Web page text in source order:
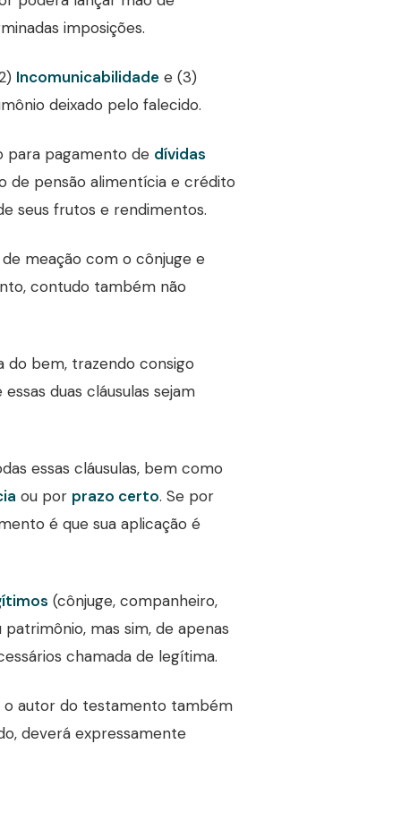
imposições.
Incomunicabilidade e (3)
deixado pelo falecido.
para pagamento de dívidas
de pensão alimentícia e crédito
seus frutos e rendimentos.
meação com o cônjuge e
contudo também não
do bem, trazendo consigo
duas cláusulas sejam
essas cláusulas, bem como
ou por prazo certo. Se por
é que sua aplicação é
(cônjuge, companheiro,
mas sim, de apenas
chamada de legítima.
o autor do testamento também
deverá expressamente